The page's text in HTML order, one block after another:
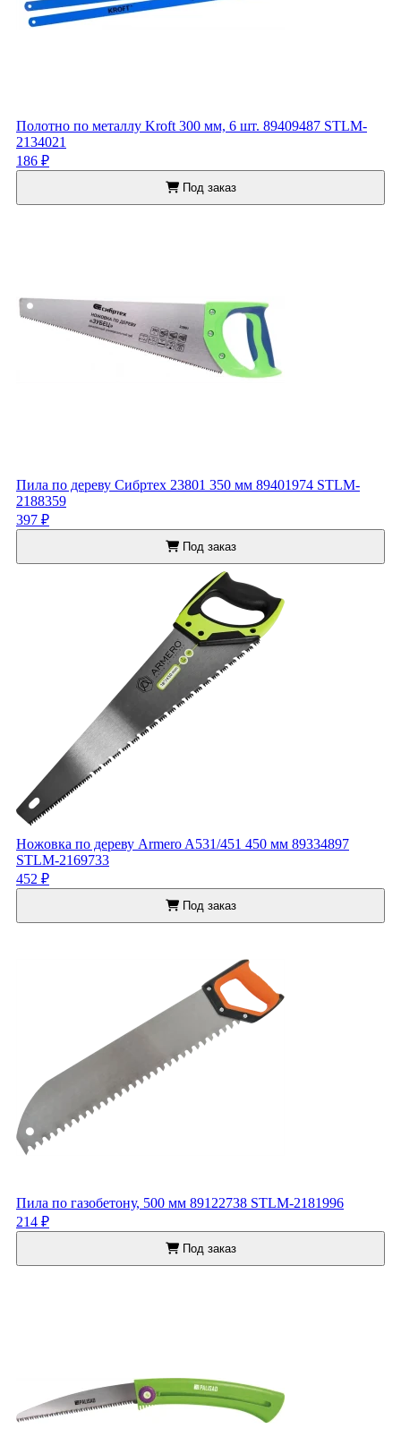
Полотно по металлу Kroft 300 мм, 6 шт. 89409487 STLM-
2134021
186 ₽
Под заказ
Пила по дереву Сибртех 23801 350 мм 89401974 STLM-
2188359
397 ₽
Под заказ
Ножовка по дереву Armero A531/451 450 мм 89334897
STLM-2169733
452 ₽
Под заказ
Пила по газобетону, 500 мм 89122738 STLM-2181996
214 ₽
Под заказ